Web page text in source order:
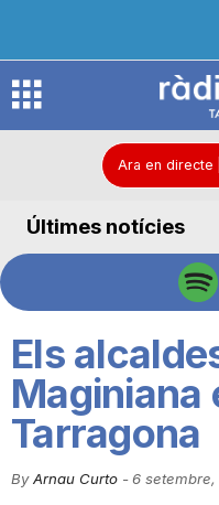
R
d
o
C
Ara en directe
Últimes notícies
Els
Maginiana
Tarragona
By Arnau Curto -6 setembre,